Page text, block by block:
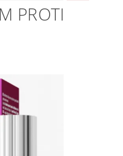
PROTI